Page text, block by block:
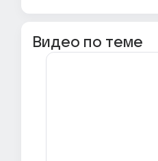
Видео по теме